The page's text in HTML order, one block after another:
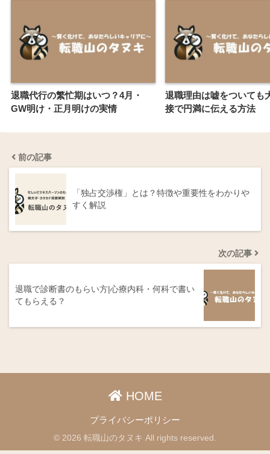
退職代行の繁忙期はいつ？4月・
GW明け・正月明けの実情
退職理由は嘘をついても
接で円満に伝える方法
前の記事
「独占交渉権」とは？特徴や重要性をわかりや
すく解説
次の記事
退職で診断書のもらい方|心療内科・何科で書い
てもらえる？
HOME
プライバシーポリシー
© 2026 転職山のタヌキ All rights reserved.